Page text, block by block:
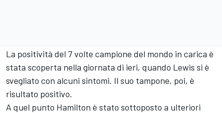
La positività del 7 volte campione del mondo in carica è
stata scoperta nella giornata di ieri, quando Lewis si è
svegliato con alcuni sintomi. Il suo tampone, poi, è
risultato positivo.
A quel punto Hamilton è stato sottoposto a ulteriori